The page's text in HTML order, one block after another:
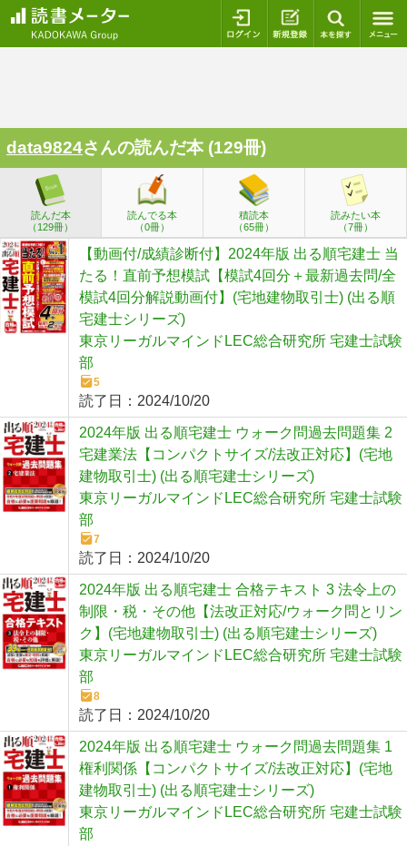
ログイン 新規登録
data9824さんの読んだ本 (129冊)
読んだ本
（129冊）
読んでる本
（0冊）
積読本
（65冊）
読みたい本
（7冊）
【動画付/成績診断付】2024年版 出る順宅建士 当
たる！直前予想模試【模試4回分＋最新過去問/全
模試4回分解説動画付】(宅地建物取引士) (出る順
宅建士シリーズ)
東京リーガルマインドLEC総合研究所 宅建士試験
部
5
読了日： 2024/10/20
2024年版 出る順宅建士 ウォーク問過去問題集 2
宅建業法【コンパクトサイズ/法改正対応】(宅地
建物取引士) (出る順宅建士シリーズ)
東京リーガルマインドLEC総合研究所 宅建士試験
部
7
読了日： 2024/10/20
2024年版 出る順宅建士 合格テキスト 3 法令上の
制限・税・その他【法改正対応/ウォーク問とリン
ク】(宅地建物取引士) (出る順宅建士シリーズ)
東京リーガルマインドLEC総合研究所 宅建士試験
部
8
読了日： 2024/10/20
2024年版 出る順宅建士 ウォーク問過去問題集 1
権利関係【コンパクトサイズ/法改正対応】(宅地
建物取引士) (出る順宅建士シリーズ)
東京リーガルマインドLEC総合研究所 宅建士試験
部